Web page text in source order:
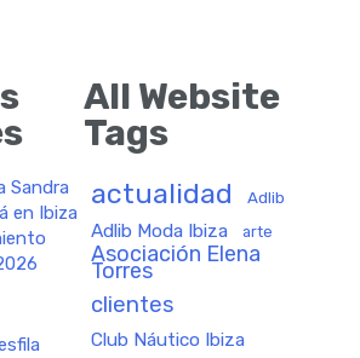
Sandra
en Ibiza
All Website
Tags
actualidad Adlib
Adlib Moda Ibiza arte
Asociación Elena
Torres
clientes
Club Náutico Ibiza